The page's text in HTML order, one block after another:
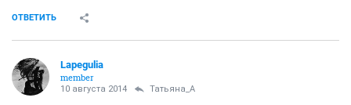
ОТВЕТИТЬ
Lapegulia
member
10 августа 2014 Татьяна_А